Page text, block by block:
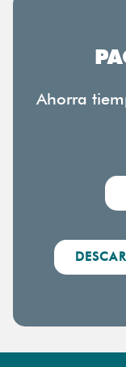
Ahorra